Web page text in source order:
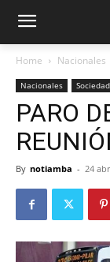
Home Nacionales
Nacionales
PARO
By notiamba - 24